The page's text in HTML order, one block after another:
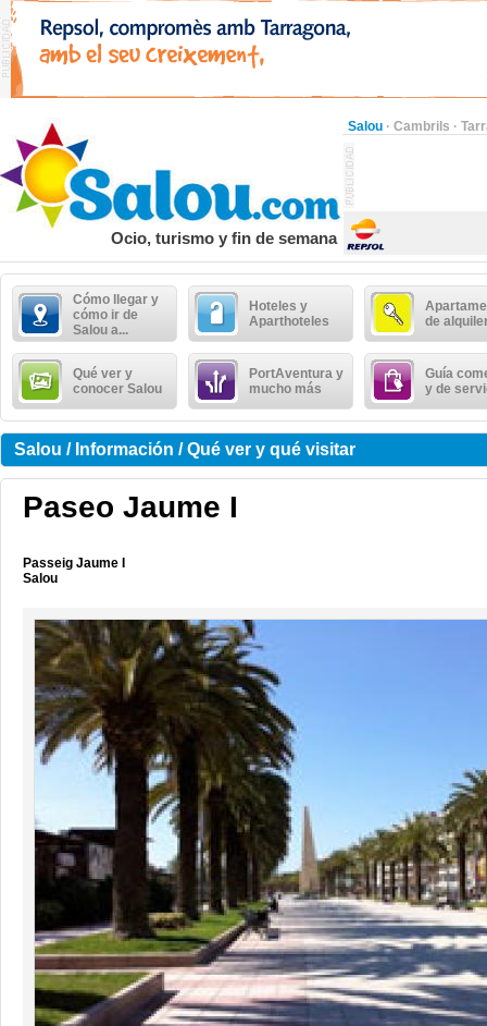
Salou · Cambrils ·
Ocio, turismo y fin de semana
Cómo llegar y
cómo ir de
Salou a...
Hoteles y
Aparthoteles
de
Qué ver y
conocer Salou
PortAventura y
mucho más
Guía
y de
Salou / Información / Qué ver y qué visitar
Paseo Jaume I
Passeig Jaume I
Salou